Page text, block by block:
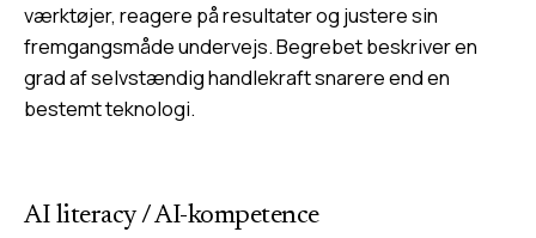
værktøjer, reagere på resultater og justere sin
fremgangsmåde undervejs. Begrebet beskriver en
grad af selvstændig handlekraft snarere end en
bestemt teknologi.
AI literacy/AI-kompetence